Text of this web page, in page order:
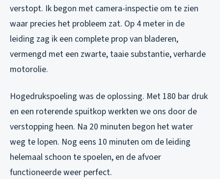
verstopt. Ik begon met camera-inspectie om te zien
waar precies het probleem zat. Op 4 meter in de
leiding zag ik een complete prop van bladeren,
vermengd met een zwarte, taaie substantie, verharde
motorolie.
Hogedrukspoeling was de oplossing. Met 180 bar druk
en een roterende spuitkop werkten we ons door de
verstopping heen. Na 20 minuten begon het water
weg te lopen. Nog eens 10 minuten om de leiding
helemaal schoon te spoelen, en de afvoer
functioneerde weer perfect.